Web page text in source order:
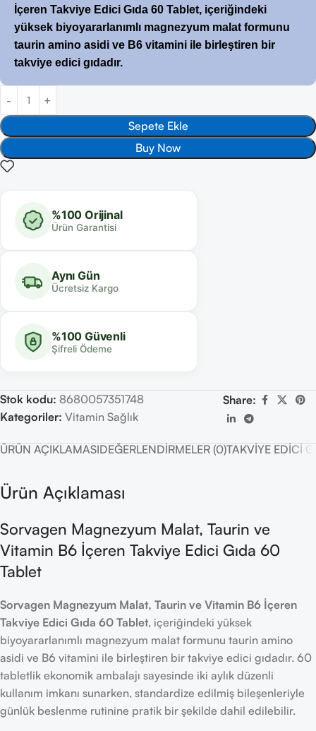
İçeren Takviye Edici Gıda 60 Tablet, içeriğindeki
yüksek biyoyararlanımlı magnezyum malat formunu
taurin amino asidi ve B6 vitamini ile birleştiren bir
takviye edici gıdadır.
Sepete Ekle
Buy Now
%100 Orijinal
Ürün Garantisi
Aynı Gün
Ücretsiz Kargo
%100 Güvenli
Şifreli Ödeme
Stok kodu: 8680057351748
Kategoriler: Vitamin Sağlık
Share:
ÜRÜN AÇIKLAMASIDEĞERLENDIRMELER (0)TAKVIYE EDICI
Ürün Açıklaması
Sorvagen Magnezyum Malat, Taurin ve
Vitamin B6 İçeren Takviye Edici Gıda 60
Tablet
Sorvagen Magnezyum Malat, Taurin ve Vitamin B6 İçeren
Takviye Edici Gıda 60 Tablet, içeriğindeki yüksek
biyoyararlanımlı magnezyum malat formunu taurin amino
asidi ve B6 vitamini ile birleştiren bir takviye edici gıdadır. 60
tabletlik ekonomik ambalajı sayesinde iki aylık düzenli
kullanım imkanı sunarken, standardize edilmiş bileşenleriyle
günlük beslenme rutinine pratik bir şekilde dahil edilebilir.